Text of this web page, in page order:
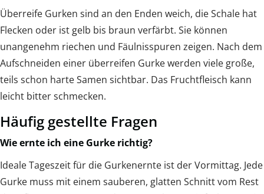
Überreife Gurken sind an den Enden weich, die Schale hat
Flecken oder ist gelb bis braun verfärbt. Sie können
unangenehm riechen und Fäulnisspuren zeigen. Nach dem
Aufschneiden einer überreifen Gurke werden viele große,
teils schon harte Samen sichtbar. Das Fruchtfleisch kann
leicht bitter schmecken.
Häufig gestellte Fragen
Wie ernte ich eine Gurke richtig?
Ideale Tageszeit für die Gurkenernte ist der Vormittag. Jede
Gurke muss mit einem sauberen, glatten Schnitt vom Rest